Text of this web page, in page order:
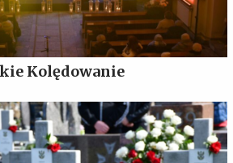
Kolędowanie